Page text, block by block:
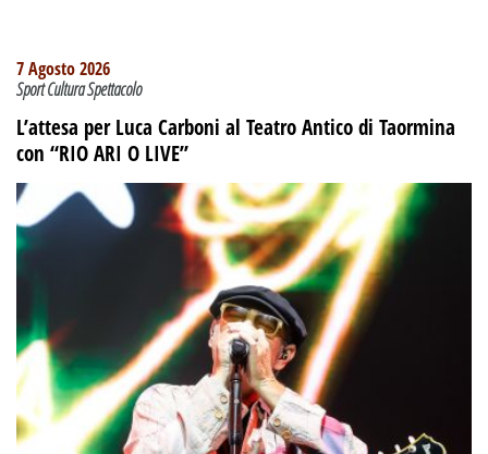
7 Agosto 2026
Sport Cultura Spettacolo
L’attesa per Luca Carboni al Teatro Antico di Taormina
con “RIO ARI O LIVE”